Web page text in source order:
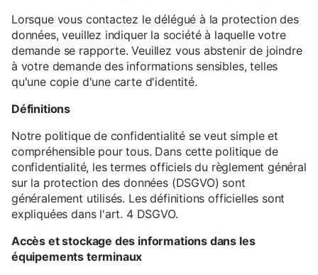
Lorsque vous contactez le délégué à la protection des
données, veuillez indiquer la société à laquelle votre
demande se rapporte. Veuillez vous abstenir de joindre
à votre demande des informations sensibles, telles
qu'une copie d'une carte d'identité.
Définitions
Notre politique de confidentialité se veut simple et
compréhensible pour tous. Dans cette politique de
confidentialité, les termes officiels du règlement général
sur la protection des données (DSGVO) sont
généralement utilisés. Les définitions officielles sont
expliquées dans l'art. 4 DSGVO.
Accès et stockage des informations dans les
équipements terminaux